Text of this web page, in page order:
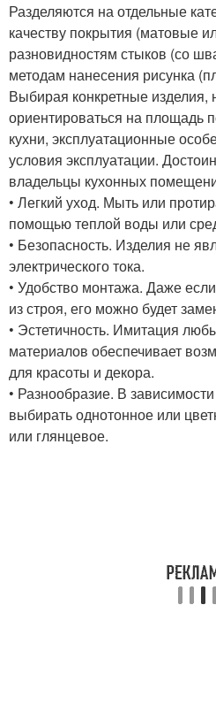
Разделяются на отдельные
качеству покрытия (матовые
разновидностям стыков (со
методам нанесения рисунка
Выбирая конкретные изделия,
ориентироваться на площадь
кухни, эксплуатационные
условия эксплуатации.
владельцы кухонных
• Легкий уход. Мыть или
помощью теплой воды или
• Безопасность. Изделия не
электрического тока.
• Удобство монтажа. Даже
из строя, его можно будет
• Эстетичность. Имитация
материалов обеспечивает
для красоты и декора.
• Разнообразие. В
выбирать однотонное или
или глянцевое.